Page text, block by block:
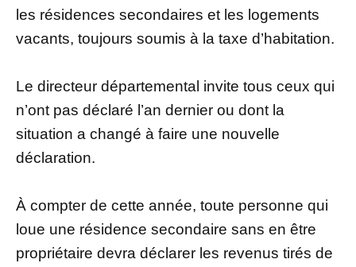
les résidences secondaires et les logements
vacants, toujours soumis à la taxe d’habitation.
Le directeur départemental invite tous ceux qui
n’ont pas déclaré l’an dernier ou dont la
situation a changé à faire une nouvelle
déclaration.
À compter de cette année, toute personne qui
loue une résidence secondaire sans en être
propriétaire devra déclarer les revenus tirés de